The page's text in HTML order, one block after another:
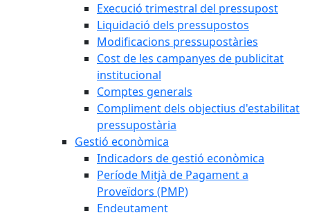
Execució trimestral del pressupost
Liquidació dels pressupostos
Modificacions pressupostàries
Cost de les campanyes de publicitat
institucional
Comptes generals
Compliment dels objectius d'estabilitat
pressupostària
Gestió econòmica
Indicadors de gestió econòmica
Període Mitjà de Pagament a
Proveïdors (PMP)
Endeutament